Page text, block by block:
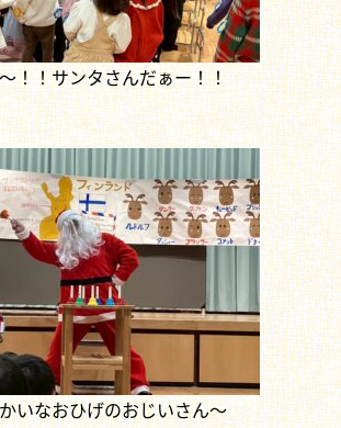
！！サンタさんだぁー！！
いなおひげのおじいさん～